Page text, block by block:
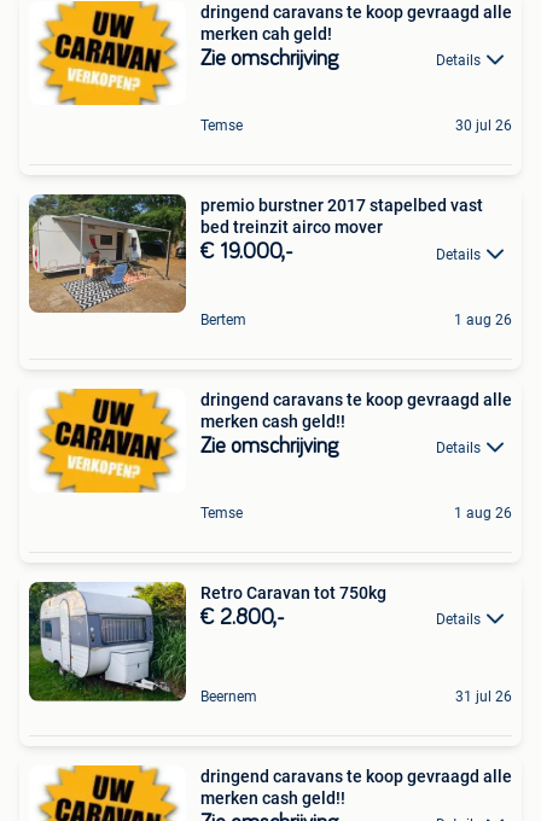
dringend caravans te koop gevraagd alle
merken cah geld!
Zie omschrijving Details
Temse 30 jul 26
premio burstner 2017 stapelbed vast
bed treinzit airco mover
€ 19.000,- Details
Bertem 1 aug 26
dringend caravans te koop gevraagd alle
merken cash geld!!
Zie omschrijving Details
Temse 1 aug 26
Retro Caravan tot 750kg
€ 2.800,- Details
Beernem 31 jul 26
dringend caravans te koop gevraagd alle
merken cash geld!!